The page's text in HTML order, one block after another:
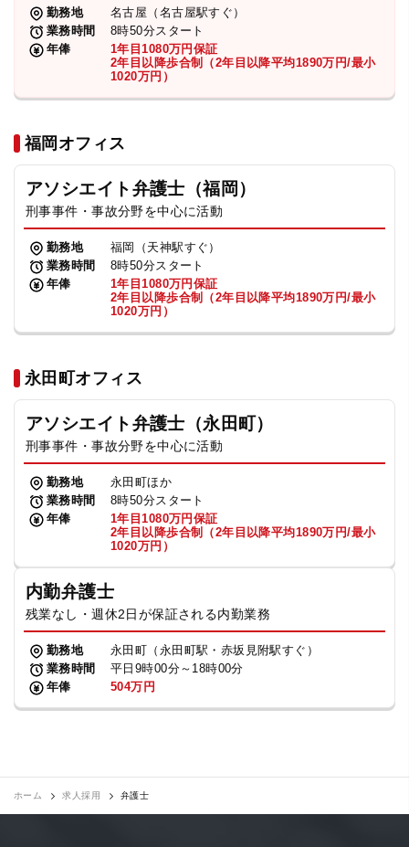
勤務地
名古屋（名古屋駅すぐ）
業務時間
8時50分スタート
年俸
1年目1080万円保証
2年目以降歩合制（2年目以降平均1890万円/最小
1020万円）
福岡オフィス
アソシエイト弁護士（福岡）
刑事事件・事故分野を中心に活動
勤務地
福岡（天神駅すぐ）
業務時間
8時50分スタート
年俸
1年目1080万円保証
2年目以降歩合制（2年目以降平均1890万円/最小
1020万円）
永田町オフィス
アソシエイト弁護士（永田町）
刑事事件・事故分野を中心に活動
勤務地
永田町ほか
業務時間
8時50分スタート
年俸
1年目1080万円保証
2年目以降歩合制（2年目以降平均1890万円/最小
1020万円）
内勤弁護士
残業なし・週休2日が保証される内勤業務
勤務地
永田町（永田町駅・赤坂見附駅すぐ）
業務時間
平日9時00分～18時00分
年俸
504万円
ホーム 求人採用 弁護士